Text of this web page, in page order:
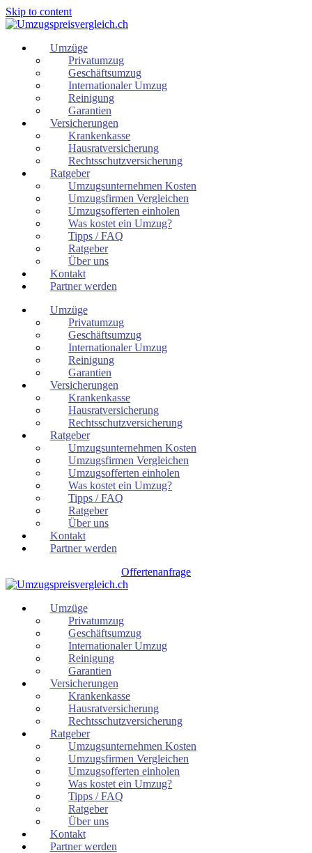
Skip to content
Umzüge
Privatumzug
Geschäftsumzug
Internationaler Umzug
Reinigung
Garantien
Versicherungen
Krankenkasse
Hausratversicherung
Rechtsschutzversicherung
Ratgeber
Umzugsunternehmen Kosten
Umzugsfirmen Vergleichen
Umzugsofferten einholen
Was kostet ein Umzug?
Tipps / FAQ
Ratgeber
Über uns
Kontakt
Partner werden
Umzüge
Privatumzug
Geschäftsumzug
Internationaler Umzug
Reinigung
Garantien
Versicherungen
Krankenkasse
Hausratversicherung
Rechtsschutzversicherung
Ratgeber
Umzugsunternehmen Kosten
Umzugsfirmen Vergleichen
Umzugsofferten einholen
Was kostet ein Umzug?
Tipps / FAQ
Ratgeber
Über uns
Kontakt
Partner werden
Offertenanfrage
Umzüge
Privatumzug
Geschäftsumzug
Internationaler Umzug
Reinigung
Garantien
Versicherungen
Krankenkasse
Hausratversicherung
Rechtsschutzversicherung
Ratgeber
Umzugsunternehmen Kosten
Umzugsfirmen Vergleichen
Umzugsofferten einholen
Was kostet ein Umzug?
Tipps / FAQ
Ratgeber
Über uns
Kontakt
Partner werden